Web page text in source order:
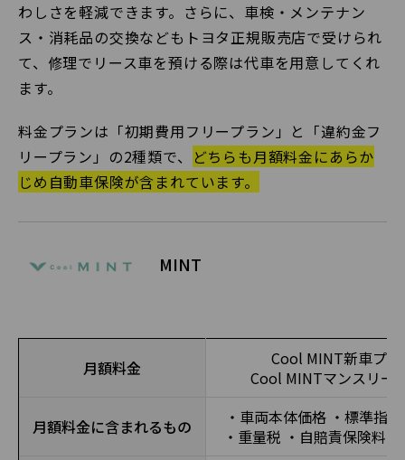
わしさを軽減できます。さらに、車検・メンテナン
ス・消耗品の交換などもトヨタ正規販売店で受けられ
て、修理でリース車を預ける際は代車を用意してくれ
ます。
料金プランは「初期費用フリープラン」と「違約金フ
リープラン」の2種類で、
どちらも月額料金にあらか
じめ自動車保険が含まれています。
MINT
月額料金
Cool MINT新車プ
Cool MINTマンスリー
月額料金に含まれるもの
・車両本体価格 ・標準指
・重量税 ・自賠責保険料